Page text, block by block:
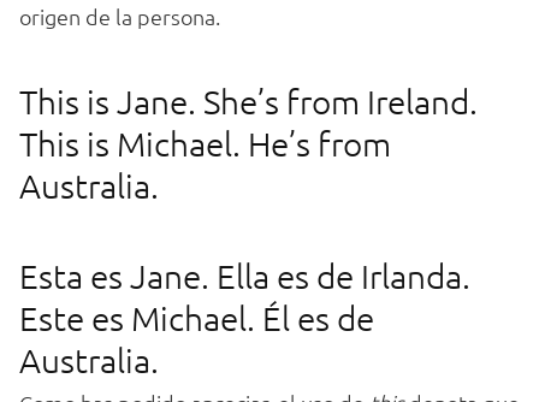
origen de la persona.
This is Jane. She’s from Ireland.
This is Michael. He’s from
Australia.
Esta es Jane. Ella es de Irlanda.
Este es Michael. Él es de
Australia.